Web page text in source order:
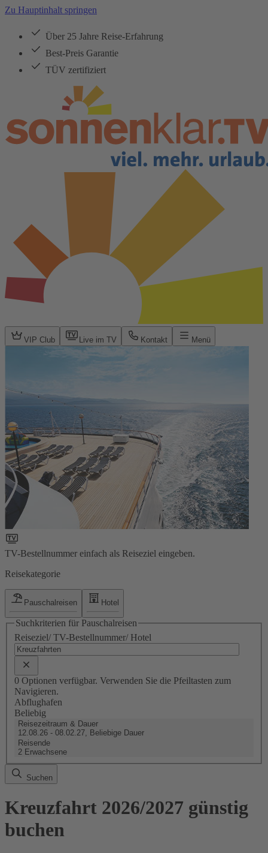
Zu Hauptinhalt springen
Über 25 Jahre Reise-Erfahrung
Best-Preis Garantie
TÜV zertifiziert
VIP Club Live im TV Kontakt Menü
TV-Bestellnummer einfach als Reiseziel eingeben.
Reisekategorie
Pauschalreisen Hotel
Suchkriterien für Pauschalreisen
Reiseziel/ TV-Bestellnummer/ Hotel
0 Optionen verfügbar. Verwenden Sie die Pfeiltasten zum
Navigieren.
Abflughafen
Beliebig
Reisezeitraum & Dauer
12.08.26 - 08.02.27, Beliebige Dauer
Reisende
2 Erwachsene
Suchen
Kreuzfahrt 2026/2027 günstig
buchen